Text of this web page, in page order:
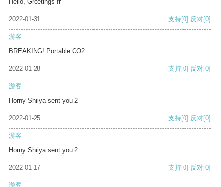
Hello, Greetings fr
2022-01-31 支持[0] 反对[0]
游客
BREAKING! Portable CO2
2022-01-28 支持[0] 反对[0]
游客
Horny Shriya sent you 2
2022-01-25 支持[0] 反对[0]
游客
Horny Shriya sent you 2
2022-01-17 支持[0] 反对[0]
游客